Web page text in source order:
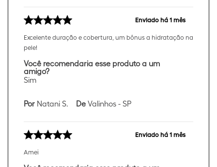
Enviado há 1 mês
Excelente duração e cobertura, um bônus a hidratação na
pele!
Você recomendaria esse produto a um
amigo?
Sim
Por Natani S. De Valinhos - SP
Enviado há 1 mês
Amei